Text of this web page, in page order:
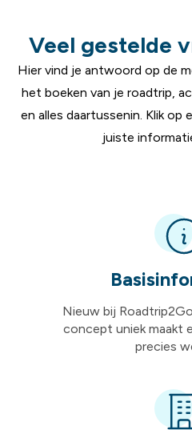
Veel gestelde
Hier vind je antwoord op de
het boeken van je roadtrip,
en alles daartussenin. Klik op
juiste
Nieuw bij
concept uniek maakt
precies